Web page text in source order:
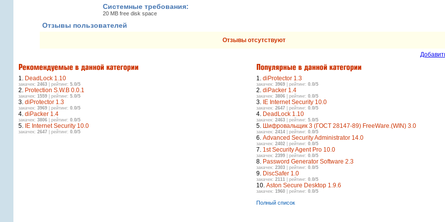
Системные требования:
20 MB free disk space
Отзывы пользователей
Отзывы отсутствуют
1. DeadLock 1.10
закачек: 2463 | рейтинг: 5.0/5
2. Protection S.W.B 0.0.1
закачек: 1559 | рейтинг: 5.0/5
3. diProtector 1.3
закачек: 3969 | рейтинг: 0.0/5
4. diPacker 1.4
закачек: 3806 | рейтинг: 0.0/5
5. IE Internet Security 10.0
закачек: 2647 | рейтинг: 0.0/5
1. diProtector 1.3
закачек: 3969 | рейтинг: 0.0/5
2. diPacker 1.4
закачек: 3806 | рейтинг: 0.0/5
3. IE Internet Security 10.0
закачек: 2647 | рейтинг: 0.0/5
4. DeadLock 1.10
закачек: 2463 | рейтинг: 5.0/5
5. Шифровальщик 3 (ГОСТ 28147-89) FreeWare.(WIN) 3.0
закачек: 2414 | рейтинг: 0.0/5
6. Advanced Security Administrator 14.0
закачек: 2402 | рейтинг: 0.0/5
7. 1st Security Agent Pro 10.0
закачек: 2399 | рейтинг: 0.0/5
8. Password Generator Software 2.3
закачек: 2303 | рейтинг: 0.0/5
9. DiscSafer 1.0
закачек: 2111 | рейтинг: 0.0/5
10. Aston Secure Desktop 1.9.6
закачек: 1960 | рейтинг: 0.0/5
Полный список